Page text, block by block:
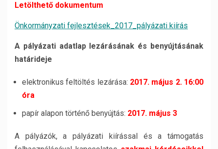
Letölthető dokumentum
Önkormányzati fejlesztések_2017_pályázati kiírás
A pályázati adatlap lezárásának és benyújtásának
határideje
elektronikus feltöltés lezárása: 2017. május 2. 16:00
óra
papír alapon történő benyújtás: 2017. május 3
A pályázók, a pályázati kiírással és a támogatás